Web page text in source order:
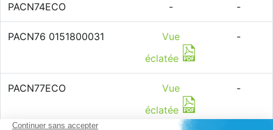
PACN74ECO - -
PACN76 0151800031
Vue
éclatée
-
PACN77ECO
Vue
éclatée
-